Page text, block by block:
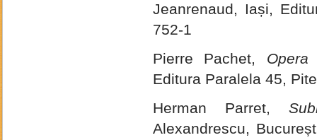
Jeanrenaud, Iași,
752-1
Pierre Pachet, Opera
Editura Paralela 45,
Herman Parret,
Alexandrescu,